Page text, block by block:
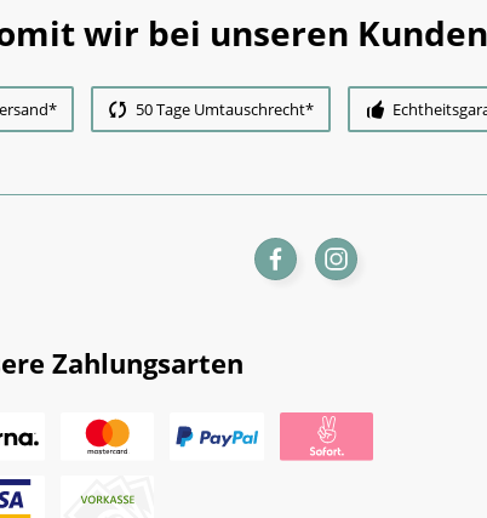
wir bei unseren
50 Tage Umtauschrecht*
Zahlungsarten